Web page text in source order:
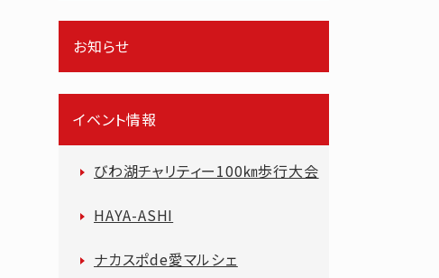
お知らせ
イベント情報
びわ湖チャリティー100㎞歩行大会
HAYA-ASHI
ナカスポde愛マルシェ